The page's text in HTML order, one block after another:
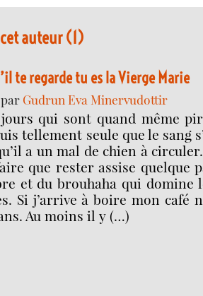
auteur (1)
te regarde tu es la Vierge Marie
par Gudrun Eva Minervudottir
qui sont quand même
tellement seule que le sang
a un mal de chien à
que rester assise quelque
et du brouhaha qui domine
Si j’arrive à boire mon café
Au moins il y (…)